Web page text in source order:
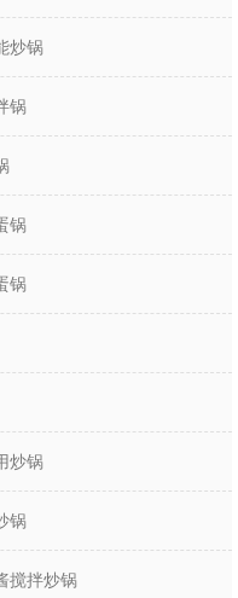
炒锅
锅
锅
锅
炒锅
锅
搅拌炒锅